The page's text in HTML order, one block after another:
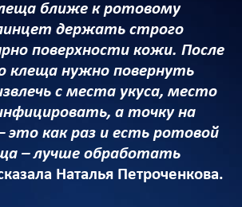
ближе к ротовому
держать строго
поверхности кожи. После
клеща нужно повернуть
с места укуса, место
а точку на
это как раз и есть ротовой
– лучше обработать
Наталья Петроченкова.